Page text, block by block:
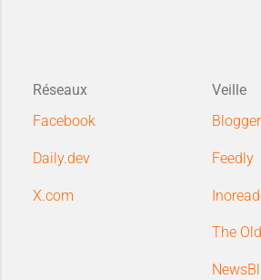
Réseaux
Facebook
Daily.dev
X.com
Veille
Feedly
The